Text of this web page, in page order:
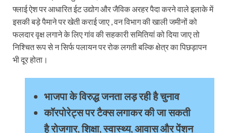
फ्लाई ऐश पर आधारित ईट उद्योग और जैविक अरहर पैदा करने वाले इलाके में
इसकी बड़े पैमाने पर खेती कराई जाए , वन विभाग की खाली जमीनों को
फलदार वृक्ष लगाने के लिए गांव की सहकारी समितियां को दिया जाए तो
निश्चित रूप से न सिर्फ पलायन पर रोक लगती बल्कि क्षेत्र का पिछड़ापन
भी दूर होता।
भाजपा के विरुद्ध जनता लड़ रही है चुनाव
कॉरपोरेट्स पर टैक्स लगाकर की जा सकती
है रोजगार, शिक्षा, स्वास्थ्य, आवास और पेंशन